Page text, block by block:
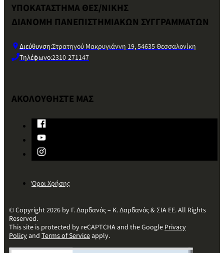
ΥΠΟΚΑΤΑΣΤΗΜΑ ΘΕΣ/ΝΙΚΗΣ
ΔΙΑΝΟΜΗ ΠΑΝΕΠΙΣΤΗΜΙΑΚΩΝ ΣΥΓΓΡΑΜΜΑΤΩΝ
Διεύθυνση:Στρατηγού Μακρυγιάννη 19, 54635 Θεσσαλονίκη
Τηλέφωνο:2310-271147
ΑΚΟΛΟΥΘΗΣΤΕ ΜΑΣ
Όροι Χρήσης
© Copyright 2026 by Γ. Δαρδανός – Κ. Δαρδανός & ΣΙΑ ΕΕ. All Rights
Reserved.
This site is protected by reCAPTCHA and the GooglePrivacy
Policyand Terms of Serviceapply.